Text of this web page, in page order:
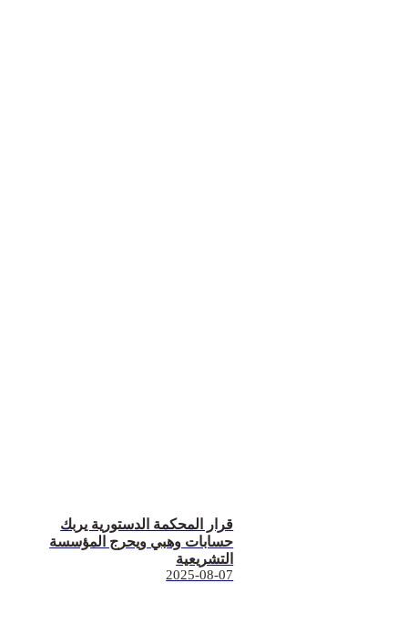
قرار المحكمة الدستورية يربك
حسابات وهبي ويحرج المؤسسة
التشريعية
2025-08-07